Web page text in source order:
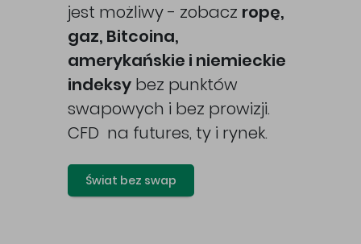
jest możliwy - zobacz ropę,
gaz, Bitcoina,
amerykańskie i niemieckie
indeksy bez punktów
swapowych i bez prowizji.
CFD na futures, ty i rynek.
Świat bez swap